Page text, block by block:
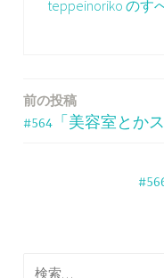
teppeinoriko のす
投
ー
前の投稿
#564「美容室とか
検